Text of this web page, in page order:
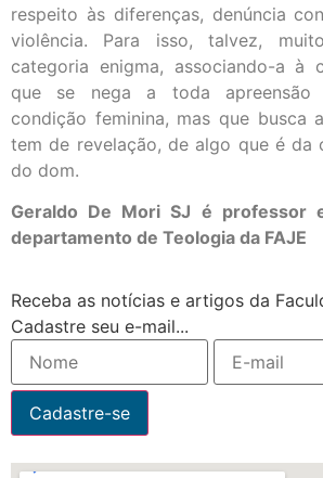
respeito às diferenças, denúncia
violência. Para isso, talvez,
categoria enigma, associando-a à
que se nega a toda apreensão
condição feminina, mas que busca
tem de revelação, de algo que é da
do dom.
Geraldo De Mori SJ é professor
departamento de Teologia da FAJE
Receba as notícias e artigos da
Cadastre seu e-mail...